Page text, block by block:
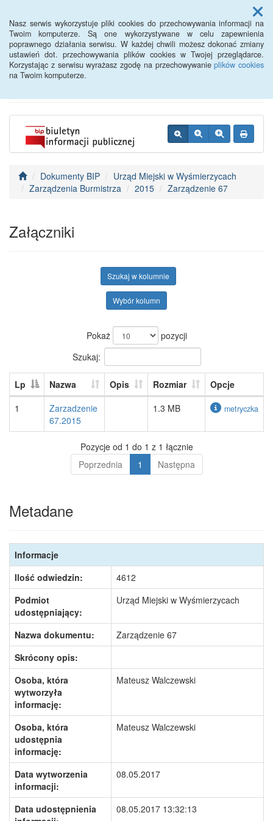
Nasz serwis wykorzystuje pliki cookies do przechowywania informacji na
Twoim komputerze. Są one wykorzystywane w celu zapewnienia
poprawnego działania serwisu. W każdej chwili możesz dokonać zmiany
ustawień dot. przechowywania plików cookies w Twojej przeglądarce.
Korzystając z serwisu wyrażasz zgodę na przechowywanieplików cookies
na Twoim komputerze.
Menu
BIP - Urząd Miejski
Wyśmierzyce
Dokumenty BIP
Urząd Miejski w Wyśmierzycach
Zarządzenia Burmistrza
2015 Zarządzenie 67
Załączniki
Szukaj w kolumnie
Wybór kolumn
Pokaż
pozycji
Szukaj:
Lp Nazwa Opis Rozmiar
Opcje
1
Zarzadzenie
67.2015
1.3 MB metryczka
Pozycje od 1 do 1 z 1 łącznie
Poprzednia
1 Następna
Metadane
Informacje
Ilość odwiedzin:
4612
Podmiot
udostępniający:
Urząd Miejski w Wyśmierzycach
Nazwa dokumentu:
Zarządzenie 67
Skrócony opis:
Osoba, która
wytworzyła
informację:
Mateusz Walczewski
Osoba, która
udostępnia
informację:
Mateusz Walczewski
Data wytworzenia
informacji:
08.05.2017
Data udostępnienia
08.05.2017 13:32:13